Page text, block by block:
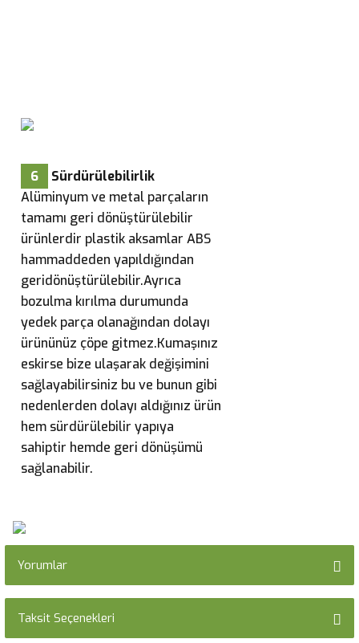
6
Sürdürülebilirlik
Alüminyum ve metal parçaların
tamamı geri dönüştürülebilir
ürünlerdir plastik aksamlar ABS
hammaddeden yapıldığından
geridönüştürülebilir.Ayrıca
bozulma kırılma durumunda
yedek parça olanağından dolayı
ürününüz çöpe gitmez.Kumaşınız
eskirse bize ulaşarak değişimini
sağlayabilirsiniz bu ve bunun gibi
nedenlerden dolayı aldığınız ürün
hem sürdürülebilir yapıya
sahiptir hemde geri dönüşümü
sağlanabilir.
Yorumlar
Taksit Seçenekleri